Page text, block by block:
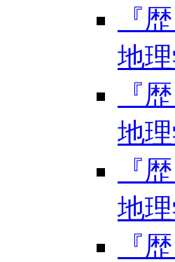
『
地
『
地
『
地
『